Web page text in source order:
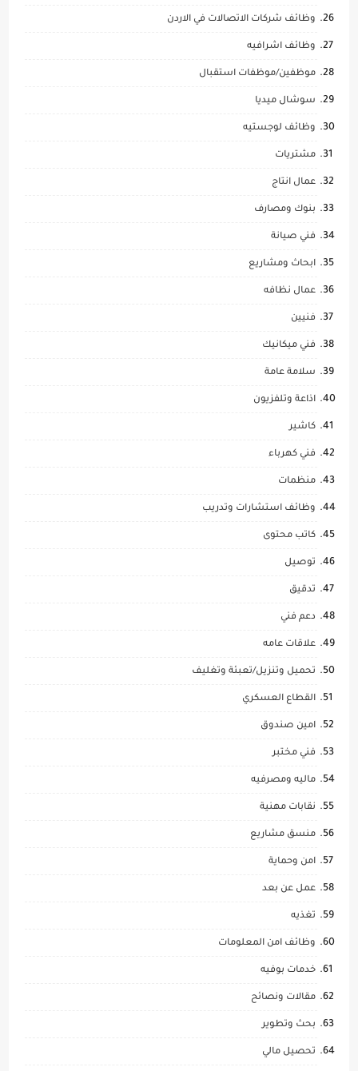
وظائف شركات الاتصالات في الاردن
وظائف اشرافيه
موظفين/موظفات استقبال
سوشال ميديا
وظائف لوجستيه
مشتريات
عمال انتاج
بنوك ومصارف
فني صيانة
ابحاث ومشاريع
عمال نظافه
فنيين
فني ميكانيك
سلامة عامة
اذاعة وتلفزيون
كاشير
فني كهرباء
منظمات
وظائف استشارات وتدريب
كاتب محتوى
توصيل
تدقيق
دعم فني
علاقات عامه
تحميل وتنزيل/تعبئة وتغليف
القطاع العسكري
امين صندوق
فني مختبر
ماليه ومصرفيه
نقابات مهنية
منسق مشاريع
امن وحماية
عمل عن بعد
تغذيه
وظائف امن المعلومات
خدمات بوفيه
مقالات ونصائح
بحث وتطوير
تحصيل مالي